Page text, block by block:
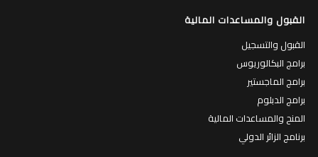
القبول والمساعدات المالية
القبول والتسجيل
برامج البكالوريوس
برامج الماجستير
برامج الدبلوم
المنح والمساعدات المالية
برنامج الزائر الدولي